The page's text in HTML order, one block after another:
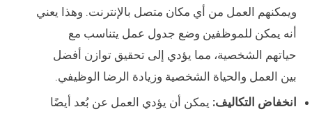
ويمكنهم العمل من أي مكان متصل بالإنترنت. وهذا يعني
أنه يمكن للموظفين وضع جدول عمل يتناسب مع
حياتهم الشخصية، مما يؤدي إلى تحقيق توازن أفضل
بين العمل والحياة الشخصية وزيادة الرضا الوظيفي.
انخفاض التكاليف: يمكن أن يؤدي العمل عن بُعد أيضًا